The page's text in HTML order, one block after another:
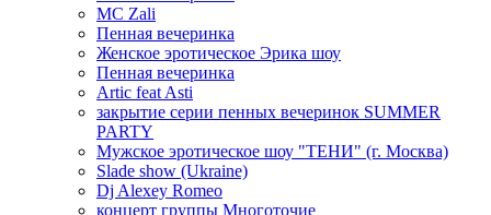
MC Zali
Пенная вечеринка
Женское эротическое Эрика шоу
Пенная вечеринка
Artic feat Asti
закрытие серии пенных вечеринок SUMMER
PARTY
Мужское эротическое шоу "ТЕНИ" (г. Москва)
Slade show (Ukraine)
Dj Alexey Romeo
концерт группы Многоточие